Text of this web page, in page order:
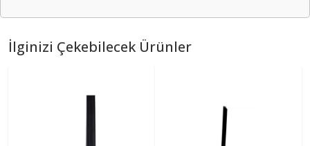
İlginizi Çekebilecek Ürünler